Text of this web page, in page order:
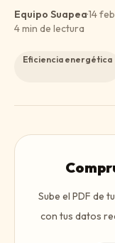
Equipo Suapea·14
4min de lectura
Eficiencia energética
Sube el PDF de
con tus datos